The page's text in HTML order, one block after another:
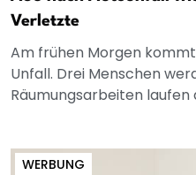
Verletzte
Am frühen Morgen
Unfall. Drei Menschen
Räumungsarbeiten laufen
WERBUNG